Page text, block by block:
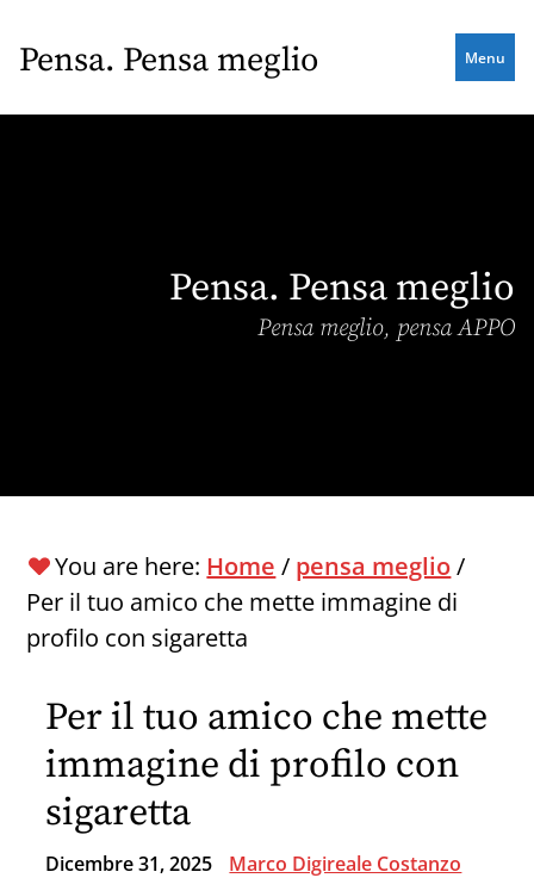
to
content
Pensa. Pensa meglio Menu
Pensa. Pensa meglio
Pensa meglio, pensa APPO
You are here: Home / pensa meglio/
Per il tuo amico che mette immagine di
profilo con sigaretta
Per il tuo amico che mette
immagine di profilo con
sigaretta
Dicembre 31, 2025 Marco Digireale Costanzo